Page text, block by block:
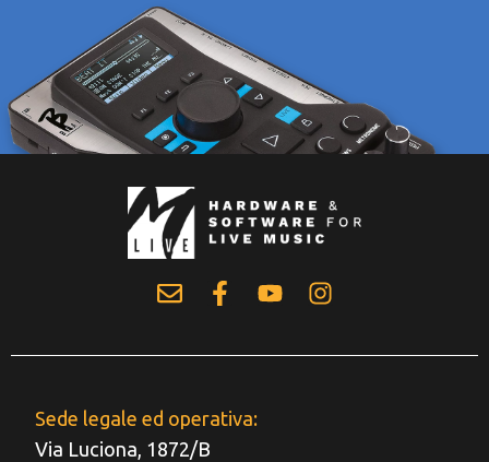
Sede legale ed operativa:
Via Luciona, 1872/B